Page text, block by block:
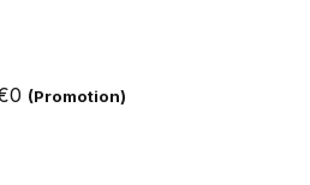
(Promotion)